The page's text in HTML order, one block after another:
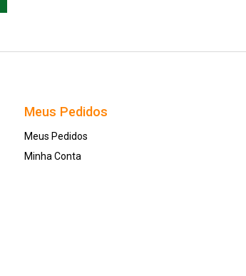
Meus Pedidos
Meus Pedidos
Minha Conta